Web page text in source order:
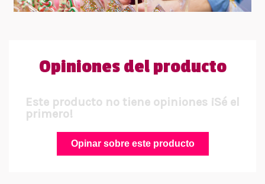
Opiniones del producto
Este producto no tiene opiniones ¡Sé el
primero!
Opinar sobre este producto